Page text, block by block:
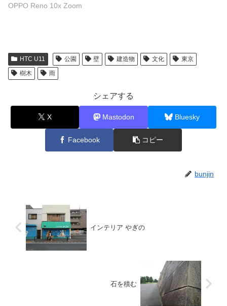
OPPO Reno 10x Zoom
HTC U11 公園 壁 建造物 文化
東京
樹木
雨
シェアする
X Mastodon Bluesky
Facebook コピー
bunjin
インテリア やぎの
石を積む